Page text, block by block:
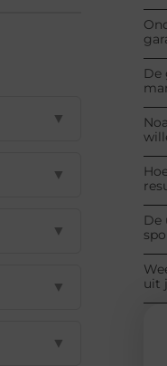
▼
▼
▼
▼
▼
De
De
uit